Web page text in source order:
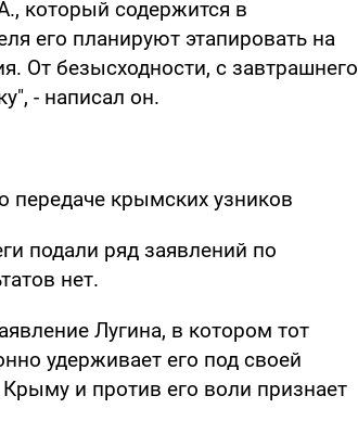
который содержится в
его планируют этапировать на
От безысходности, с завтрашнего
- написал он.
передаче крымских узников
подали ряд заявлений по
нет.
Лугина, в котором тот
удерживает его под своей
и против его воли признает